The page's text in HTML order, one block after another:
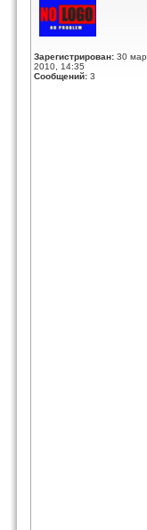
Зарегистрирован: 30 мар
2010, 14:35
Сообщений: 3